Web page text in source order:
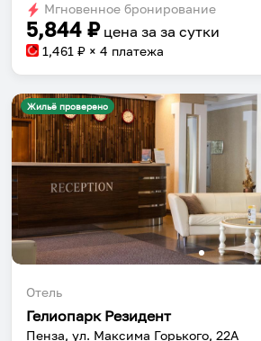
Мгновенное бронирование
5,844 ₽ цена за за сутки
1,461 ₽ × 4 платежа
Жильё проверено
Отель
Гелиопарк Резидент
Пенза, ул. Максима Горького, 22А